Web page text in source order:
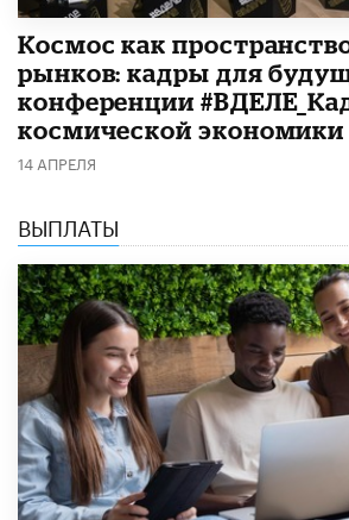
Космос как
рынков: кадры для
конференции
космической экономики
14 АПРЕЛЯ
ВЫПЛАТЫ